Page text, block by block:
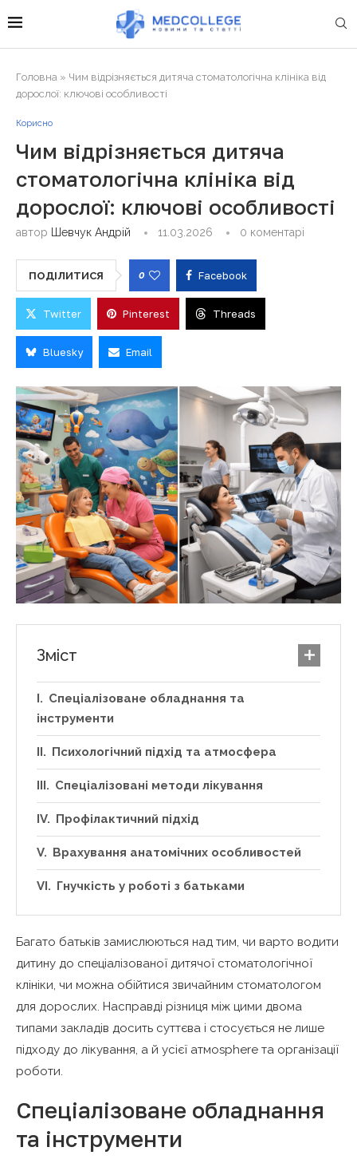
Головна » Чим відрізняється дитяча стоматологічна клініка від
дорослої: ключові особливості
Корисно
Чим відрізняється дитяча
стоматологічна клініка від
дорослої: ключові особливості
автор Шевчук Андрій 11.03.2026 0 коментарі
ПОДІЛИТИСЯ 0 Facebook
Twitter Pinterest Threads
Bluesky Email
Зміст
Спеціалізоване обладнання та
інструменти
Психологічний підхід та атмосфера
Спеціалізовані методи лікування
Профілактичний підхід
Врахування анатомічних особливостей
Гнучкість у роботі з батьками
Багато батьків замислюються над тим, чи варто водити
дитину до спеціалізованої дитячої стоматологічної
клініки, чи можна обійтися звичайним стоматологом
для дорослих. Насправді різниця між цими двома
типами закладів досить суттєва і стосується не лише
підходу до лікування, а й усієї атмosphere та організації
роботи.
Спеціалізоване обладнання
та інструменти